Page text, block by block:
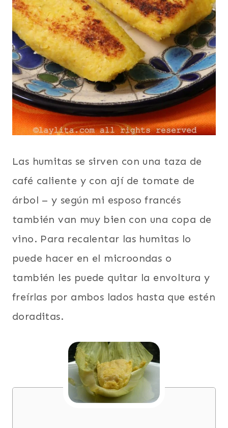
Las humitas se sirven con una taza de
café caliente y con ají de tomate de
árbol – y según mi esposo francés
también van muy bien con una copa de
vino. Para recalentar las humitas lo
puede hacer en el microondas o
también les puede quitar la envoltura y
freírlas por ambos lados hasta que estén
doraditas.